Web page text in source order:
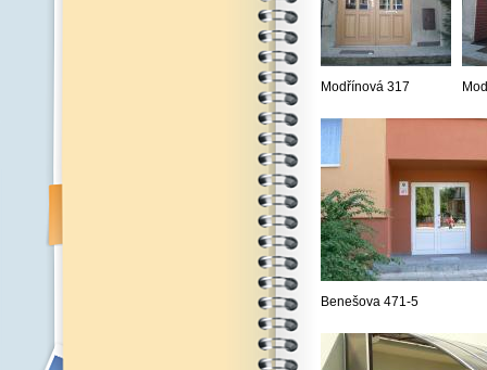
Modřínová 317
Benešova 471-5